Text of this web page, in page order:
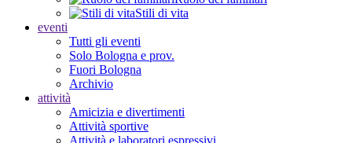
Stili di vita
eventi
Tutti gli eventi
Solo Bologna e prov.
Fuori Bologna
Archivio
attività
Amicizia e divertimenti
Attività sportive
Attività e laboratori espressivi